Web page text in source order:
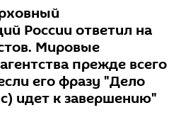
России ответил на
Мировые
прежде всего
его фразу "Дело
идет к завершению"